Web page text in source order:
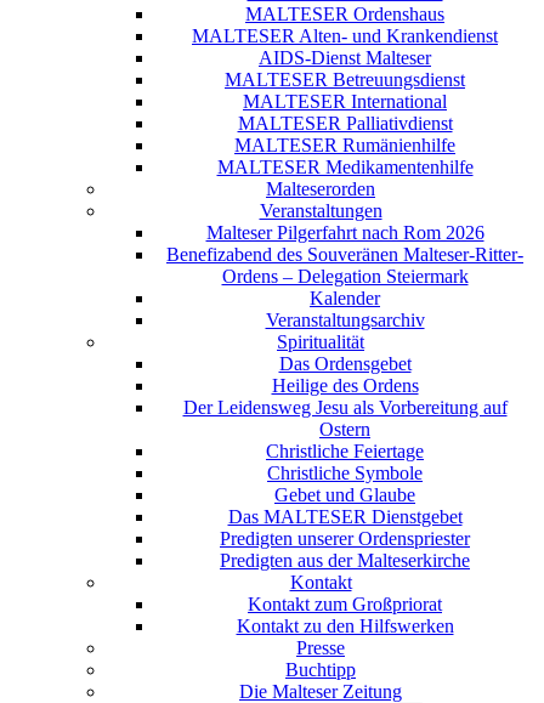
MALTESER Ordenshaus
MALTESER Alten- und Krankendienst
AIDS-Dienst Malteser
MALTESER Betreuungsdienst
MALTESER International
MALTESER Palliativdienst
MALTESER Rumänienhilfe
MALTESER Medikamentenhilfe
Malteserorden
Veranstaltungen
Malteser Pilgerfahrt nach Rom 2026
Benefizabend des Souveränen Malteser-Ritter-
Ordens – Delegation Steiermark
Kalender
Veranstaltungsarchiv
Spiritualität
Das Ordensgebet
Heilige des Ordens
Der Leidensweg Jesu als Vorbereitung auf
Ostern
Christliche Feiertage
Christliche Symbole
Gebet und Glaube
Das MALTESER Dienstgebet
Predigten unserer Ordenspriester
Predigten aus der Malteserkirche
Kontakt
Kontakt zum Großpriorat
Kontakt zu den Hilfswerken
Presse
Buchtipp
Die Malteser Zeitung